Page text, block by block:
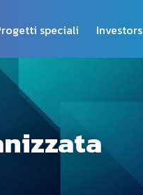
speciali Investors